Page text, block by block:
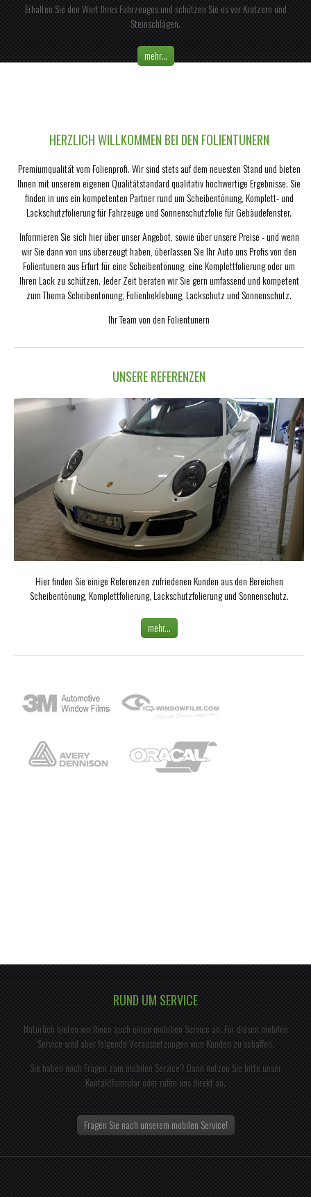
Erhalten Sie den Wert Ihres Fahrzeuges und schützen Sie es vor Kratzern und
Steinschlägen.
mehr...
HERZLICH WILLKOMMEN BEI DEN FOLIENTUNERN
Premiumqualität vom Folienprofi. Wir sind stets auf dem neuesten Stand und bieten
Ihnen mit unserem eigenen Qualitätstandard qualitativ hochwertige Ergebnisse. Sie
finden in uns ein kompetenten Partner rund um Scheibentönung, Komplett- und
Lackschutzfolierung für Fahrzeuge und Sonnenschutzfolie für Gebäudefenster.
Informieren Sie sich hier über unser Angebot, sowie über unsere Preise - und wenn
wir Sie dann von uns überzeugt haben, überlassen Sie Ihr Auto uns Profis von den
Folientunern aus Erfurt für eine Scheibentönung, eine Komplettfolierung oder um
Ihren Lack zu schützen. Jeder Zeit beraten wir Sie gern umfassend und kompetent
zum Thema Scheibentönung, Folienbeklebung, Lackschutz und Sonnenschutz.
Ihr Team von den Folientunern
UNSERE REFERENZEN
Hier finden Sie einige Referenzen zufriedenen Kunden aus den Bereichen
Scheibentönung, Komplettfolierung, Lackschutzfolierung und Sonnenschutz.
mehr...
RUND UM SERVICE
Natürlich bieten wir Ihnen auch einen mobilien Service an. Für diesen mobilen
Service sind aber folgende Voraussetzungen vom Kunden zu schaffen.
Sie haben noch Fragen zum mobilen Service? Dann nutzen Sie bitte unser
Kontaktformular oder rufen uns direkt an.
Fragen Sie nach unserem mobilen Service!